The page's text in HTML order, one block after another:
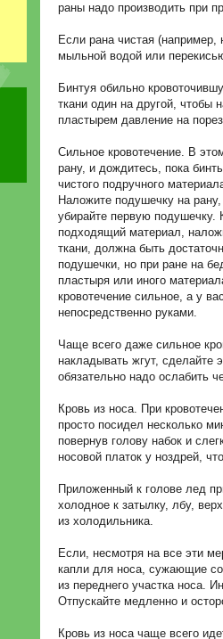
раны надо производить при
Если рана чистая (например,
мыльной водой или
Бинтуя обильно
ткани один на другой, чтобы
пластырем давление на
Сильное кровотечение. В
рану, и дождитесь, пока
чистого подручного
Наложите подушечку на
убирайте первую подушечку.
подходящий материал,
ткани, должна быть
подушечки, но при ране на
пластыря или иного
кровотечение сильное, а у
непосредственно руками.
Чаще всего даже сильное
накладывать жгут, сделайте
обязательно надо ослабить
Кровь из носа. При
просто посидел несколько
повернув голову набок и
носовой платок у ноздрей,
Приложенный к голове лед
холодное к затылку, лбу,
из холодильника.
Если, несмотря на все эти
капли для носа, сужающие
из переднего участка носа.
Отпускайте медленно и
Кровь из носа чаще всего